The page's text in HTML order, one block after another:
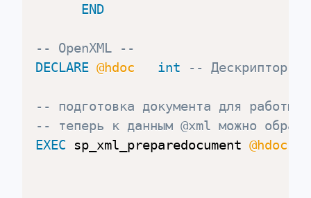
END
-- OpenXML --
DECLARE @hdoc int -- Дескриптор -
-- подготовка документа для работы -
-- теперь к данным @xml можно
EXEC sp_xml_preparedocument @hdoc